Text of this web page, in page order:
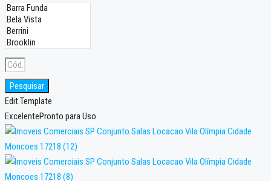
Pesquisar
Edit Template
ExcelentePronto para Uso